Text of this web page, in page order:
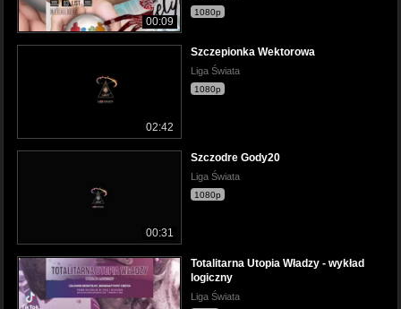
00:09
1080p
02:42
Szczepionka Wektorowa
Liga Świata
1080p
00:31
Szczodre Gody20
Liga Świata
1080p
Totalitarna Utopia Władzy - wykład
logiczny
Liga Świata